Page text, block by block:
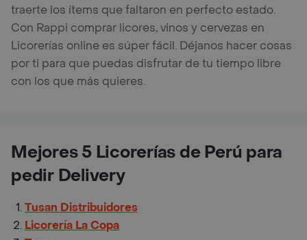
traerte los ítems que faltaron en perfecto estado.
Con Rappi comprar licores, vinos y cervezas en
Licorerías online es súper fácil. Déjanos hacer cosas
por ti para que puedas disfrutar de tu tiempo libre
con los que más quieres.
Mejores 5 Licorerías de Perú para
pedir Delivery
Tusan Distribuidores
Licorería La Copa